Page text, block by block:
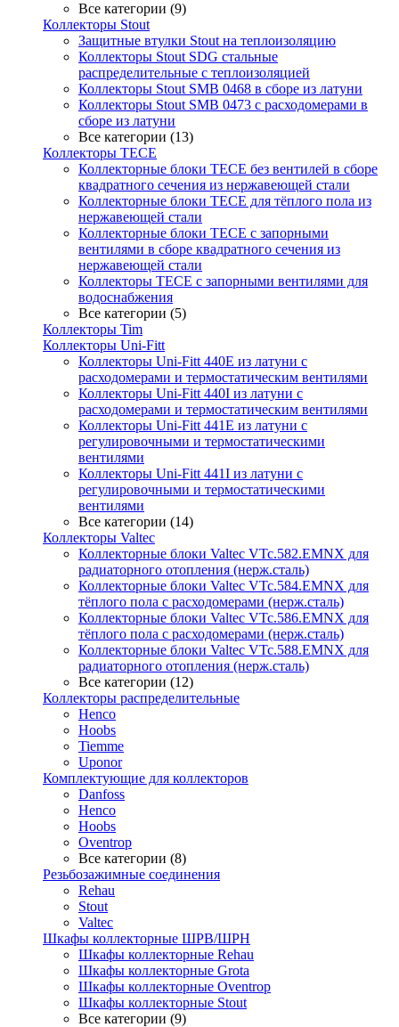
Все категории (9)
Коллекторы Stout
Защитные втулки Stout на теплоизоляцию
Коллекторы Stout SDG стальные
распределительные с теплоизоляцией
Коллекторы Stout SMB 0468 в сборе из латуни
Коллекторы Stout SMB 0473 с расходомерами в
сборе из латуни
Все категории (13)
Коллекторы TECE
Коллекторные блоки TECE без вентилей в сборе
квадратного сечения из нержавеющей стали
Коллекторные блоки TECE для тёплого пола из
нержавеющей стали
Коллекторные блоки TECE с запорными
вентилями в сборе квадратного сечения из
нержавеющей стали
Коллекторы TECE с запорными вентилями для
водоснабжения
Все категории (5)
Коллекторы Tim
Коллекторы Uni-Fitt
Коллекторы Uni-Fitt 440E из латуни с
расходомерами и термостатическим вентилями
Коллекторы Uni-Fitt 440I из латуни с
расходомерами и термостатическим вентилями
Коллекторы Uni-Fitt 441E из латуни с
регулировочными и термостатическими
вентилями
Коллекторы Uni-Fitt 441I из латуни с
регулировочными и термостатическими
вентилями
Все категории (14)
Коллекторы Valtec
Коллекторные блоки Valtec VTc.582.EMNX для
радиаторного отопления (нерж.сталь)
Коллекторные блоки Valtec VTc.584.EMNX для
тёплого пола с расходомерами (нерж.сталь)
Коллекторные блоки Valtec VTc.586.EMNX для
тёплого пола с расходомерами (нерж.сталь)
Коллекторные блоки Valtec VTc.588.EMNX для
радиаторного отопления (нерж.сталь)
Все категории (12)
Коллекторы распределительные
Henco
Hoobs
Tiemme
Uponor
Комплектующие для коллекторов
Danfoss
Henco
Hoobs
Oventrop
Все категории (8)
Резьбозажимные соединения
Rehau
Stout
Valtec
Шкафы коллекторные ШРВ/ШРН
Шкафы коллекторные Rehau
Шкафы коллекторные Grota
Шкафы коллекторные Oventrop
Шкафы коллекторные Stout
Все категории (9)